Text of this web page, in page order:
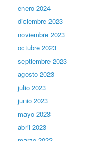
enero 2024
diciembre 2023
noviembre 2023
octubre 2023
septiembre 2023
agosto 2023
julio 2023
junio 2023
mayo 2023
abril 2023